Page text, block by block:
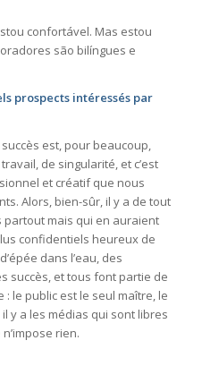
confortável. Mas estou
são bilíngues e
prospects intéressés par
est, pour beaucoup,
de singularité, et c’est
et créatif que nous
Alors, bien-sûr, il y a de tout
mais qui en auraient
confidentiels heureux de
dans l’eau, des
succès, et tous font partie de
le public est le seul maître, le
y a les médias qui sont libres
rien.